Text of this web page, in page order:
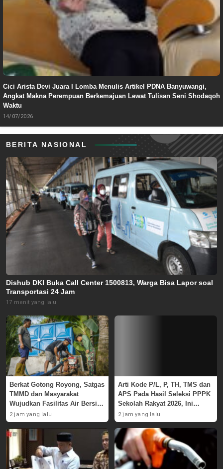
Cici Arista Devi Juara I Lomba Menulis Artikel PDNA Banyuwangi,
Angkat Makna Perempuan Berkemajuan Lewat Tulisan Seni Shodaqoh
Waktu
14/07/2026
BERITA NASIONAL
Dishub DKI Buka Call Center 1500813, Warga Bisa Lapor soal
Transportasi 24 Jam
17 menit yang lalu
Berkat Gotong Royong, Satgas
TMMD dan Masyarakat
Wujudkan Fasilitas Air Bersih
di Masjid Polewali
2 jam yang lalu
Arti Kode P/L, P, TH, TMS dan
APS Pada Hasil Seleksi PPPK
Sekolah Rakyat 2026, Ini
Penjelasan
2 jam yang lalu